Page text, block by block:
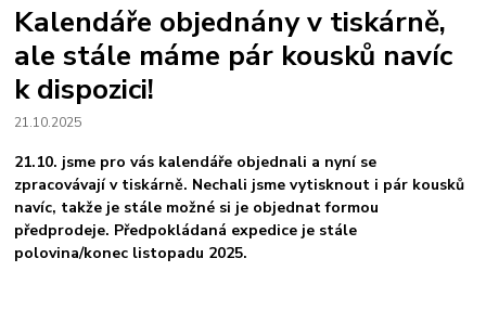
Kalendáře objednány v tiskárně,
ale stále máme pár kousků navíc
k dispozici!
21.10.2025
21.10. jsme pro vás kalendáře objednali a nyní se
zpracovávají v tiskárně. Nechali jsme vytisknout i pár kousků
navíc, takže je stále možné si je objednat formou
předprodeje. Předpokládaná expedice je stále
polovina/konec listopadu 2025.